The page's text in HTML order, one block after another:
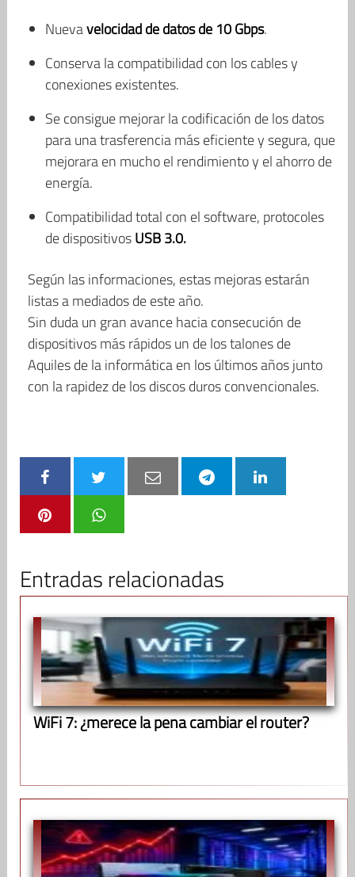
Nuevavelocidad de datos de 10 Gbps.
Conserva la compatibilidad con los cables y
conexiones existentes.
Se consigue mejorar la codificación de los datos
para una trasferencia más eficiente y segura, que
mejorara en mucho el rendimiento y el ahorro de
energía.
Compatibilidad total con el software, protocoles
de dispositivosUSB 3.0.
Según las informaciones, estas mejoras estarán
listas a mediados de este año.
Sin duda un gran avance hacia consecución de
dispositivos más rápidos un de los talones de
Aquiles de la informática en los últimos años junto
con la rapidez de los discos duros convencionales.
Entradas relacionadas
WiFi 7: ¿merece la pena cambiar el router?